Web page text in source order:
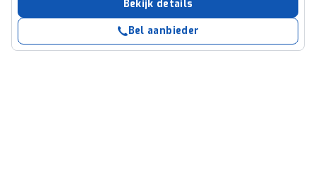
Bekijk details
Bel aanbieder